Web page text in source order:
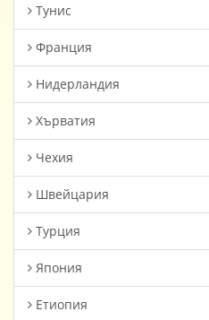
Тунис
Франция
Нидерландия
Хърватия
Чехия
Швейцария
Турция
Япония
Етиопия